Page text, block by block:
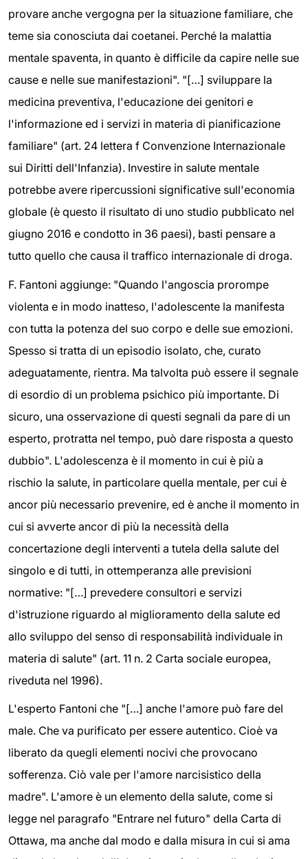
provare anche vergogna per la situazione familiare, che
teme sia conosciuta dai coetanei. Perché la malattia
mentale spaventa, in quanto è difficile da capire nelle sue
cause e nelle sue manifestazioni". "[…] sviluppare la
medicina preventiva, l'educazione dei genitori e
l'informazione ed i servizi in materia di pianificazione
familiare" (art. 24 lettera f Convenzione Internazionale
sui Diritti dell'Infanzia). Investire in salute mentale
potrebbe avere ripercussioni significative sull'economia
globale (è questo il risultato di uno studio pubblicato nel
giugno 2016 e condotto in 36 paesi), basti pensare a
tutto quello che causa il traffico internazionale di droga.
F. Fantoni aggiunge: "Quando l'angoscia prorompe
violenta e in modo inatteso, l'adolescente la manifesta
con tutta la potenza del suo corpo e delle sue emozioni.
Spesso si tratta di un episodio isolato, che, curato
adeguatamente, rientra. Ma talvolta può essere il segnale
di esordio di un problema psichico più importante. Di
sicuro, una osservazione di questi segnali da pare di un
esperto, protratta nel tempo, può dare risposta a questo
dubbio". L'adolescenza è il momento in cui è più a
rischio la salute, in particolare quella mentale, per cui è
ancor più necessario prevenire, ed è anche il momento in
cui si avverte ancor di più la necessità della
concertazione degli interventi a tutela della salute del
singolo e di tutti, in ottemperanza alle previsioni
normative: "[…] prevedere consultori e servizi
d'istruzione riguardo al miglioramento della salute ed
allo sviluppo del senso di responsabilità individuale in
materia di salute" (art. 11 n. 2 Carta sociale europea,
riveduta nel 1996).
L'esperto Fantoni che "[…] anche l'amore può fare del
male. Che va purificato per essere autentico. Cioè va
liberato da quegli elementi nocivi che provocano
sofferenza. Ciò vale per l'amore narcisistico della
madre". L'amore è un elemento della salute, come si
legge nel paragrafo "Entrare nel futuro" della Carta di
Ottawa, ma anche dal modo e dalla misura in cui si ama